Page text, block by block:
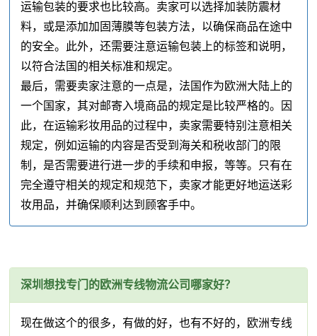
运输包装的要求也比较高。卖家可以选择加装防震材
料，或是添加加固薄膜等包装方法，以确保商品在途中
的安全。此外，还需要注意运输包装上的标签和说明，
以符合法国的相关标准和规定。
最后，需要卖家注意的一点是，法国作为欧洲大陆上的
一个国家，其对邮寄入境商品的规定是比较严格的。因
此，在运输彩妆用品的过程中，卖家需要特别注意相关
规定，例如运输的内容是否受到海关和税收部门的限
制，是否需要进行进一步的手续和申报，等等。只有在
完全遵守相关的规定和规范下，卖家才能更好地运送彩
妆用品，并确保顺利达到顾客手中。
深圳想找专门的欧洲专线物流公司哪家好？
现在做这个的很多，有做的好，也有不好的，欧洲专线